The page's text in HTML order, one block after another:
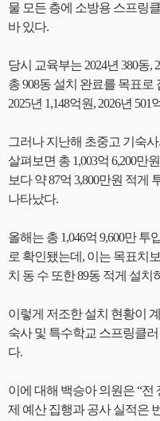
물 모든 층에 소방용 스프링
바 있다.
당시 교육부는 2024년 380동,
총 908동 설치 완료를 목표로
2025년 1,148억원, 2026년
그러나 지난해 초중고 기숙
살펴보면 총 1,003억 6,200만
보다 약 87억 3,800만원 적게
나타났다.
올해는 총 1,046억 9,600만
로 확인됐는데, 이는 목표치
치 동 수 또한 89동 적게 설치
이렇게 저조한 설치 현황이
숙사 및 특수학교 스프링클
다.
이에 대해 백승아 의원은 “
제 예산 집행과 공사 실적은